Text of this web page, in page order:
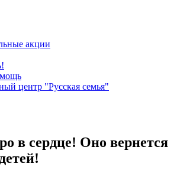
акции
центр "Русская семья"
в сердце! Оно вернется